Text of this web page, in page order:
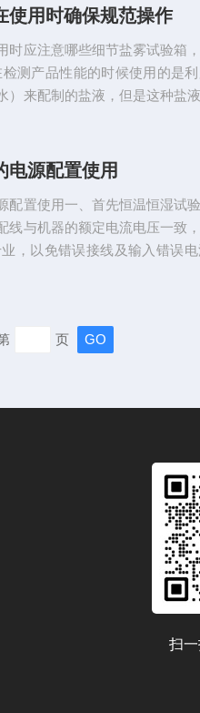
方式由炉子的结构、用途和温
控制器、加热驱动...
使用时确保规范操作
时应注意哪些细节盐雾试验箱
测产品性能的时候使用的是
）来配制的盐液，但是这种盐
雾试验箱在用完以后，在不立
设备的钳口是经常...
电源配置使用
配置使用一、首先恒温恒湿试
线与机器的额定电流电压一致
，以免错误接线及输入错误
零线，黄绿双色为地线，其余
页
扫